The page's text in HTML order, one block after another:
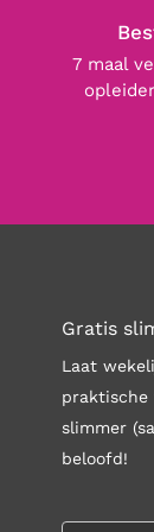
7 maal
Gratis
Laat
slimmer
beloofd!